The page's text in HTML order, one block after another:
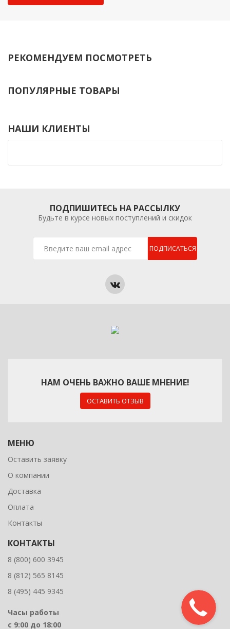
РЕКОМЕНДУЕМ ПОСМОТРЕТЬ
ПОПУЛЯРНЫЕ ТОВАРЫ
НАШИ КЛИЕНТЫ
ПОДПИШИТЕСЬ НА РАССЫЛКУ
Будьте в курсе новых поступлений и скидок
ПОДПИСАТЬСЯ
НАМ ОЧЕНЬ ВАЖНО ВАШЕ МНЕНИЕ!
ОСТАВИТЬ ОТЗЫВ
МЕНЮ
Оставить заявку
О компании
Доставка
Оплата
Контакты
КОНТАКТЫ
8 (800) 600 3945
8 (812) 565 8145
8 (495) 445 9345
Часы работы
с 9:00 до 18:00